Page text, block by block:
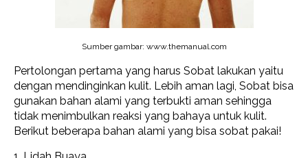
Sumber gambar: www.themanual.com
Pertolongan pertama yang harus Sobat lakukan yaitu
dengan mendinginkan kulit. Lebih aman lagi, Sobat bisa
gunakan bahan alami yang terbukti aman sehingga
tidak menimbulkan reaksi yang bahaya untuk kulit.
Berikut beberapa bahan alami yang bisa sobat pakai!